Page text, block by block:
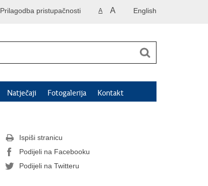
English
A A
Prilagodba pristupačnosti
Natječaji Fotogalerija Kontakt
Ispiši stranicu
Podijeli na Facebooku
Podijeli na Twitteru